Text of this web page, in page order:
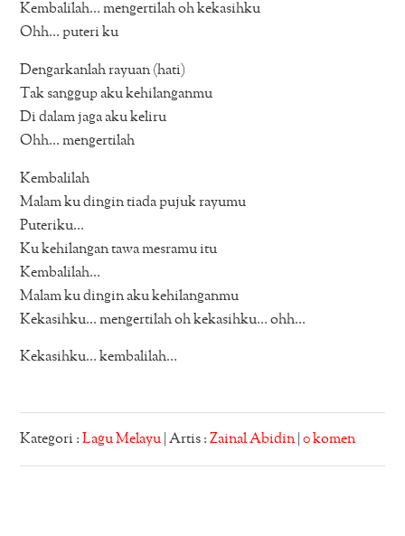
Kembalilah… mengertilah oh kekasihku
Ohh… puteri ku
Dengarkanlah rayuan (hati)
Tak sanggup aku kehilanganmu
Di dalam jaga aku keliru
Ohh… mengertilah
Kembalilah
Malam ku dingin tiada pujuk rayumu
Puteriku…
Ku kehilangan tawa mesramu itu
Kembalilah…
Malam ku dingin aku kehilanganmu
Kekasihku… mengertilah oh kekasihku… ohh…
Kekasihku… kembalilah…
Kategori :Lagu Melayu | Artis :Zainal Abidin |0 komen